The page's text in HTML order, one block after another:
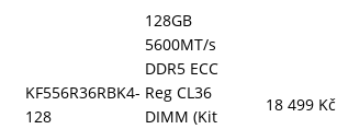
KF556R36RBK4-
128
128GB
5600MT/s
DDR5 ECC
Reg CL36
DIMM (Kit
18 499 Kč